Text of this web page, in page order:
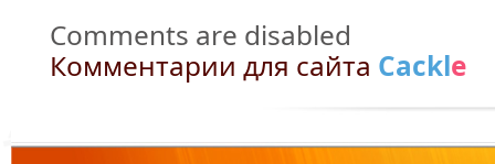
Comments are disabled
Комментарии для сайта Cackle